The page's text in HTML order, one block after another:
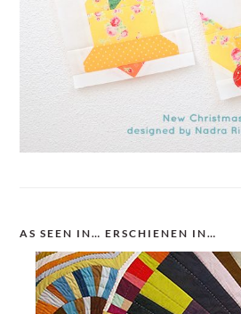
AS SEEN IN… ERSCHIENEN IN…